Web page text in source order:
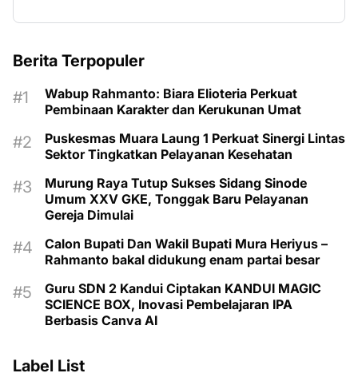
Berita Terpopuler
Wabup Rahmanto: Biara Elioteria Perkuat
Pembinaan Karakter dan Kerukunan Umat
Puskesmas Muara Laung 1 Perkuat Sinergi Lintas
Sektor Tingkatkan Pelayanan Kesehatan
Murung Raya Tutup Sukses Sidang Sinode
Umum XXV GKE, Tonggak Baru Pelayanan
Gereja Dimulai
Calon Bupati Dan Wakil Bupati Mura Heriyus –
Rahmanto bakal didukung enam partai besar
Guru SDN 2 Kandui Ciptakan KANDUI MAGIC
SCIENCE BOX, Inovasi Pembelajaran IPA
Berbasis Canva AI
Label List